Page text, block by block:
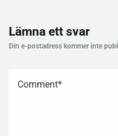
Lämna ett svar
Din e-postadress kommer inte